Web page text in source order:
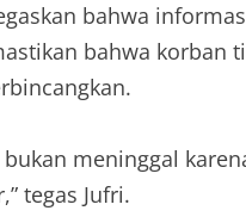
bahwa
bahwa korban
meninggal
tegas Jufri.